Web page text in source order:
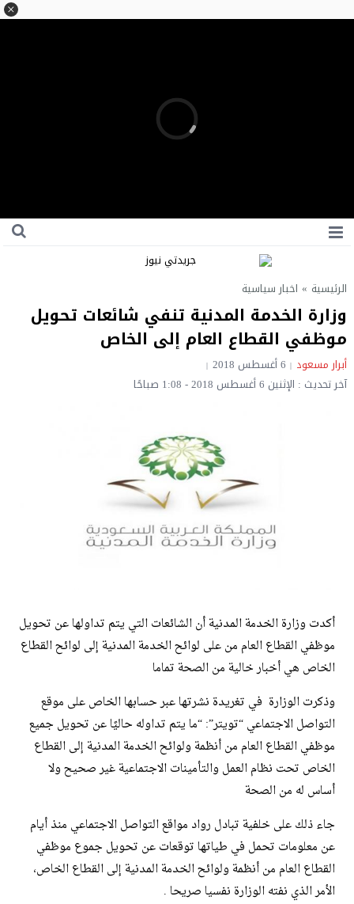
الرئيسية » اخبار سياسية
وزارة الخدمة المدنية تنفي شائعات تحويل
موظفي القطاع العام إلى الخاص
أبرار مسعود 6 أغسطس 2018
آخر تحديث : الإثنين 6 أغسطس 2018 - 1:08 صباحًا
أكدت وزارة الخدمة المدنية أن الشائعات التي يتم تداولها عن تحويل
موظفي القطاع العام من على لوائح الخدمة المدنية إلى لوائح القطاع
الخاص هي أخبار خالية من الصحة تماما
وذكرت الوزارة في تغريدة نشرتها عبر حسابها الخاص على موقع
التواصل الاجتماعي “تويتر”: “ما يتم تداوله حاليًا عن تحويل جميع
موظفي القطاع العام من أنظمة ولوائح الخدمة المدنية إلى القطاع
الخاص تحت نظام العمل والتأمينات الاجتماعية غير صحيح ولا
أساس له من الصحة
جاء ذلك على خلفية تبادل رواد مواقع التواصل الاجتماعي منذ أيام
عن معلومات تحمل في طياتها توقعات عن تحويل جموع موظفي
القطاع العام من أنظمة ولوائح الخدمة المدنية إلى القطاع الخاص،
الأمر الذي نفته الوزارة نفسيا صريحا .